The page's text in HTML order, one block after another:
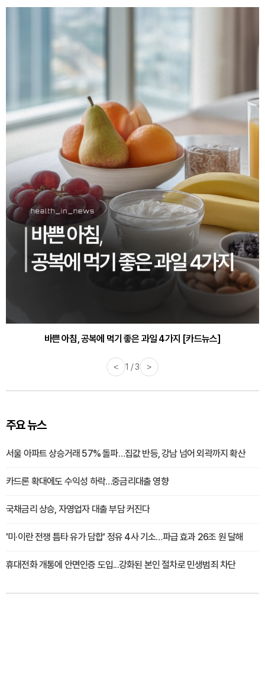
바쁜 아침, 공복에 먹기 좋은 과일 4가지 [카드뉴스]
< 1 / 3 >
주요 뉴스
서울 아파트 상승거래 57% 돌파…집값 반등, 강남 넘어 외곽까지 확산
카드론 확대에도 수익성 하락…중금리대출 영향
국채금리 상승, 자영업자 대출 부담 커진다
'미·이란 전쟁 틈타 유가 담합' 정유 4사 기소…파급 효과 26조 원 달해
휴대전화 개통에 안면인증 도입...강화된 본인 절차로 민생범죄 차단